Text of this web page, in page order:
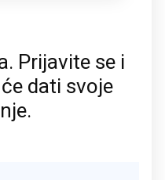
Prijavite se i
dati svoje